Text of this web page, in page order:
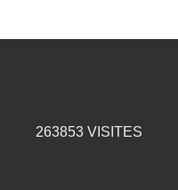
263853 VISITES